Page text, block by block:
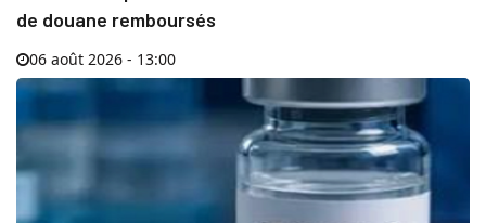
de douane remboursés
06 août 2026 - 13:00